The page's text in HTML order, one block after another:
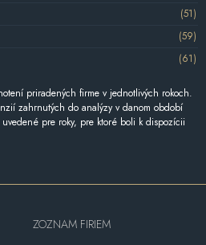
(51)
(59)
(61)
priradených firme v jednotlivých rokoch.
zahrnutých do analýzy v danom období
pre roky, pre ktoré boli k dispozícii
ZOZNAM FIRIEM